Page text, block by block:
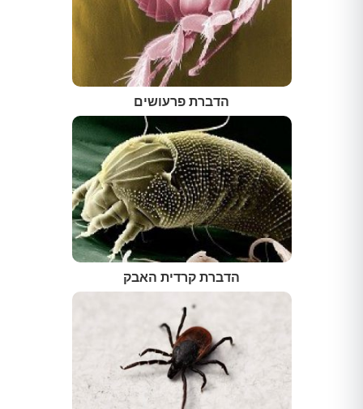
הדברת פרעושים
הדברת קרדית האבק